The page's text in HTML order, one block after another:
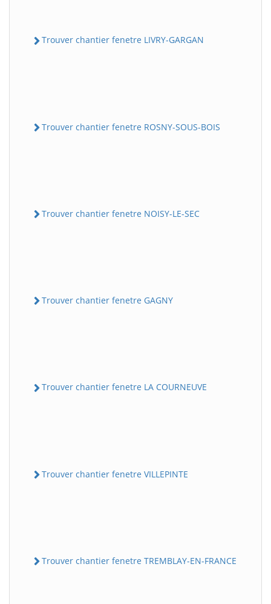
Trouver chantier fenetre LIVRY-GARGAN
Trouver chantier fenetre ROSNY-SOUS-BOIS
Trouver chantier fenetre NOISY-LE-SEC
Trouver chantier fenetre GAGNY
Trouver chantier fenetre LA COURNEUVE
Trouver chantier fenetre VILLEPINTE
Trouver chantier fenetre TREMBLAY-EN-FRANCE